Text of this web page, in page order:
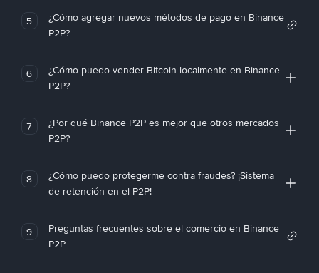
5
¿Cómo agregar nuevos métodos de pago en Binance
P2P?
6
¿Cómo puedo vender Bitcoin localmente en Binance
P2P?
7
¿Por qué Binance P2P es mejor que otros mercados
P2P?
8
¿Cómo puedo protegerme contra fraudes? ¡Sistema
de retención en el P2P!
9
Preguntas frecuentes sobre el comercio en Binance
P2P